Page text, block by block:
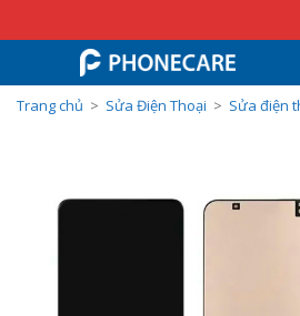
Trang chủ > Sửa Điện Thoại > Sửa điện